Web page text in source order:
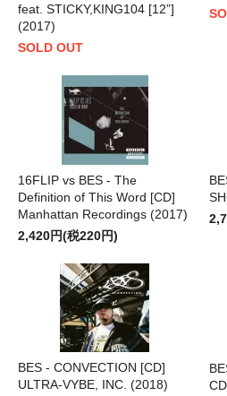
feat. STICKY,KING104 [12”]
(2017)
SOLD OUT
16FLIP vs BES - The
Definition of This Word [CD]
Manhattan Recordings (2017)
2,420円(税220円)
BES - CONVECTION [CD]
ULTRA-VYBE, INC. (2018)